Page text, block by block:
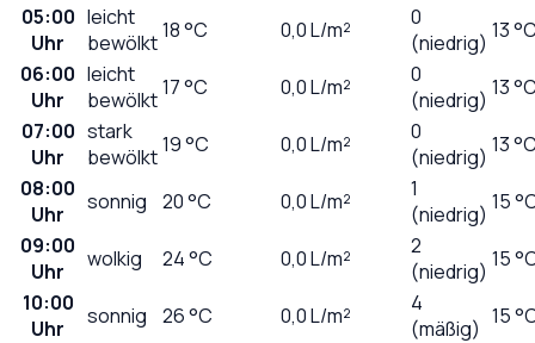
05:00
Uhr
leicht
bewölkt18°C 0,0L/m²
0
(niedrig) 13
06:00
Uhr
leicht
bewölkt17°C 0,0L/m²
0
(niedrig) 13
07:00
Uhr
stark
bewölkt19°C 0,0L/m²
0
(niedrig) 13
08:00
Uhr
sonnig 20°C 0,0L/m²
1
(niedrig) 15
09:00
Uhr
wolkig 24°C 0,0L/m²
2
(niedrig) 15
10:00
Uhr
sonnig 26°C 0,0L/m²
4
(mäßig) 15